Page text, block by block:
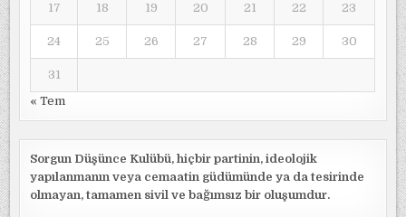
17 18 19 20 21 22 23
24 25 26 27 28 29 30
31
« Tem
Sorgun Düşünce Kulübü, hiçbir partinin, ideolojik
yapılanmanın veya cemaatin güdümünde ya da tesirinde
olmayan, tamamen sivil ve bağımsız bir oluşumdur.